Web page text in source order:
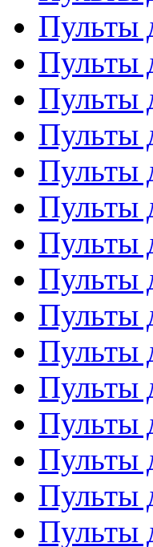
Пульты
Пульты
Пульты
Пульты
Пульты
Пульты
Пульты
Пульты
Пульты
Пульты
Пульты
Пульты
Пульты
Пульты
Пульты